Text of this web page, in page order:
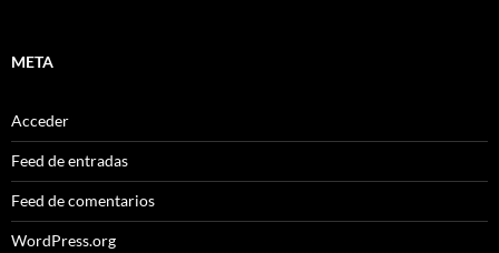
META
Acceder
Feed de entradas
Feed de comentarios
WordPress.org